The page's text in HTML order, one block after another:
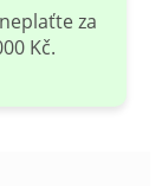
za
Kč.